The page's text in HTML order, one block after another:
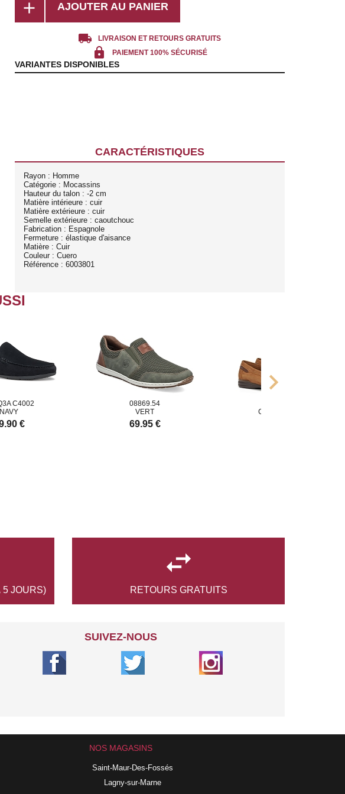
add AJOUTER AU PANIER
local_shipping LIVRAISON ET RETOURS GRATUITS
lock PAIEMENT 100% SÉCURISÉ
VARIANTES DISPONIBLES
CARACTÉRISTIQUES
Rayon : Homme
Catégorie : Mocassins
Hauteur du talon : -2 cm
Matière intérieure : cuir
Matière extérieure : cuir
Semelle extérieure : caoutchouc
Fabrication : Espagnole
Fermeture : élastique d'aisance
Matière : Cuir
Couleur : Cuero
Référence : 6003801
CUIR CUERO
chevron_right
5 JOURS)

RETOURS GRATUITS
SUIVEZ-NOUS
NOS MAGASINS
Saint-Maur-Des-Fossés
Lagny-sur-Marne